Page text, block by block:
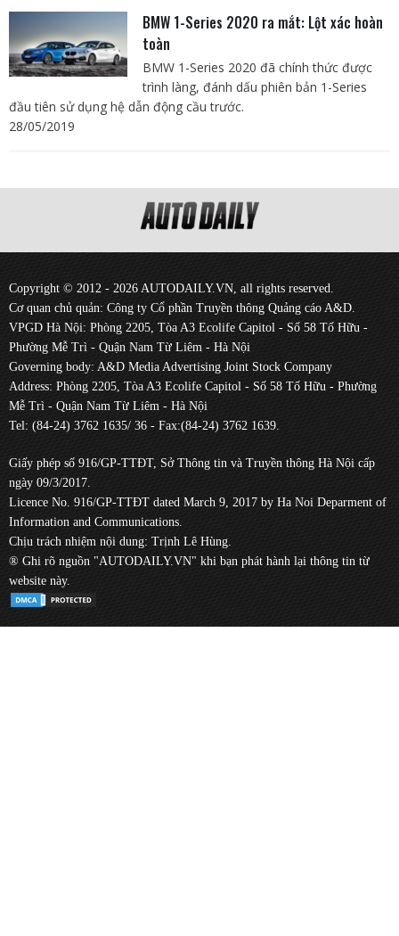
BMW 1-Series 2020 ra mắt: Lột xác hoàn
toàn
BMW 1-Series 2020 đã chính thức được
trình làng, đánh dấu phiên bản 1-Series
đầu tiên sử dụng hệ dẫn động cầu trước.
28/05/2019
Copyright © 2012 - 2026 AUTODAILY.VN, all rights reserved.
Cơ quan chủ quản: Công ty Cổ phần Truyền thông Quảng cáo A&D.
VPGD Hà Nội: Phòng 2205, Tòa A3 Ecolife Capitol - Số 58 Tố Hữu -
Phường Mễ Trì - Quận Nam Từ Liêm - Hà Nội
Governing body: A&D Media Advertising Joint Stock Company
Address: Phòng 2205, Tòa A3 Ecolife Capitol - Số 58 Tố Hữu - Phường
Mễ Trì - Quận Nam Từ Liêm - Hà Nội
Tel: (84-24) 3762 1635/ 36 - Fax:(84-24) 3762 1639.
Giấy phép số 916/GP-TTĐT, Sở Thông tin và Truyền thông Hà Nội cấp
ngày 09/3/2017.
Licence No. 916/GP-TTĐT dated March 9, 2017 by Ha Noi Deparment of
Information and Communications.
Chịu trách nhiệm nội dung: Trịnh Lê Hùng.
® Ghi rõ nguồn "AUTODAILY.VN" khi bạn phát hành lại thông tin từ
website này.